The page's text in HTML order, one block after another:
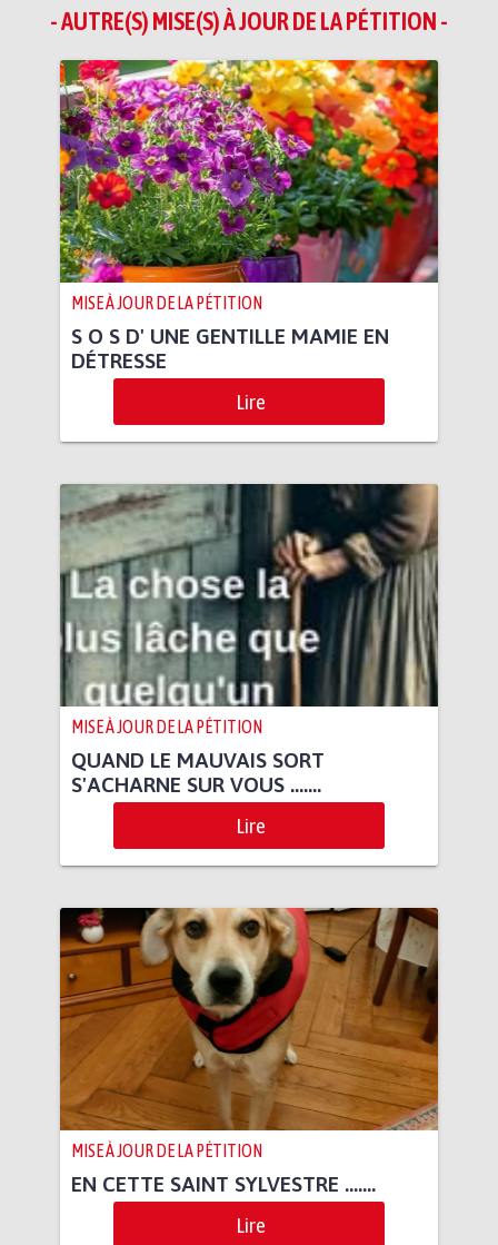
- AUTRE(S) MISE(S) À JOUR DE LA PÉTITION -
MISE À JOUR DE LA PÉTITION
S O S D' UNE GENTILLE MAMIE EN
DÉTRESSE
Lire
MISE À JOUR DE LA PÉTITION
QUAND LE MAUVAIS SORT
S'ACHARNE SUR VOUS .......
Lire
MISE À JOUR DE LA PÉTITION
EN CETTE SAINT SYLVESTRE .......
Lire